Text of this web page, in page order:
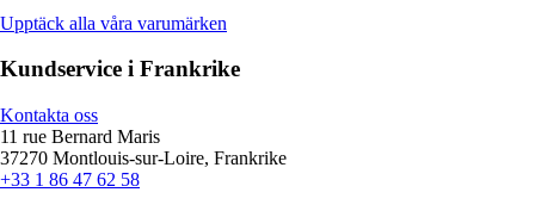
Upptäck alla våra varumärken
Kundservice i Frankrike
Kontakta oss
11 rue Bernard Maris
37270 Montlouis-sur-Loire, Frankrike
+33 1 86 47 62 58